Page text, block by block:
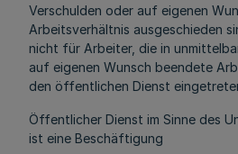
Verschulden oder auf eigenen
Arbeitsverhältnis ausgeschieden
nicht für Arbeiter, die in
auf eigenen Wunsch beendete
den öffentlichen Dienst
Öffentlicher Dienst im Sinne des
ist eine Beschäftigung